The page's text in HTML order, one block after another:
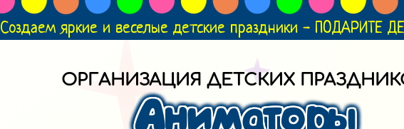
Создаем яркие и веселые детские праздники - ПОДАРИТЕ
ОРГАНИЗАЦИЯ ДЕТСКИХ
Аниматоры